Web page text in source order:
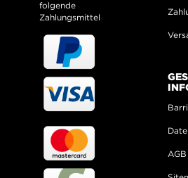
folgende
Zahlungsmittel
AGB